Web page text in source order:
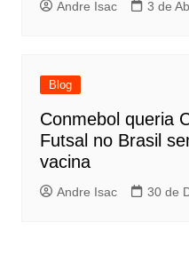
Andre Isac 3 de
Blog
Conmebol queria
Futsal no Brasil
vacina
Andre Isac 30 de